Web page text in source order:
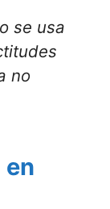
se usa
no